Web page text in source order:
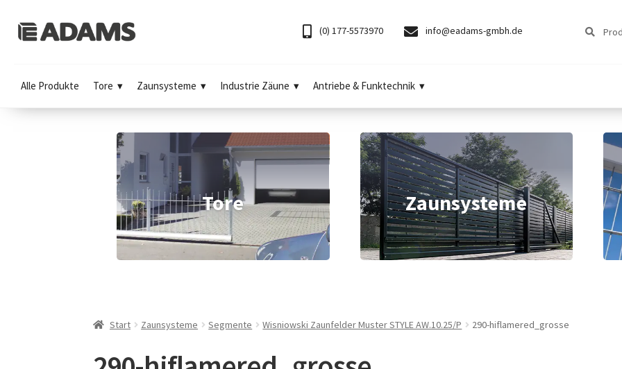
(0) 177-5573970 info@eadams-gmbh.de
nach:
Alle Produkte Tore Zaunsysteme Industrie Zäune Antriebe & Funktechnik
Tore Zaunsysteme
Start Zaunsysteme Segmente Wisniowski Zaunfelder Muster STYLE AW.10.25/P 290-hiflamered_grosse